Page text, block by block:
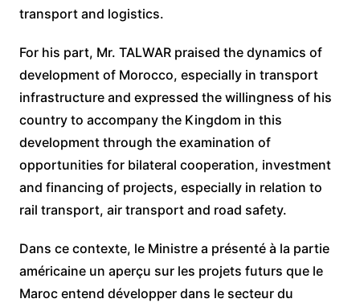
transport and logistics.
For his part, Mr. TALWAR praised the dynamics of
development of Morocco, especially in transport
infrastructure and expressed the willingness of his
country to accompany the Kingdom in this
development through the examination of
opportunities for bilateral cooperation, investment
and financing of projects, especially in relation to
rail transport, air transport and road safety.
Dans ce contexte, le Ministre a présenté à la partie
américaine un aperçu sur les projets futurs que le
Maroc entend développer dans le secteur du